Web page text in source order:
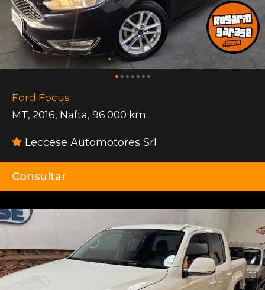
Ford Focus
MT, 2016, Nafta, 96.000 km.
Leccese Automotores Srl
Consultar